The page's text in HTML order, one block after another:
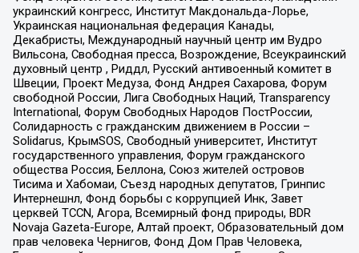
украинский конгресс, Институт Макдональда-Лорье,
Украинская национальная федерация Канады,
Декабристы, Международный научный центр им Вудро
Вильсона, Свободная пресса, Возрождение, Всеукраинский
духовный центр , Риддл, Русский антивоенный комитет в
Швеции, Проект Медуза, Фонд Андрея Сахарова, Форум
свободной России, Лига Свободных Наций, Transparеncy
International, Форум Свободных Народов ПостРоссии,
Солидарность с гражданским движением в России –
Solidarus, КрымSOS, Свободный университет, Институт
государственного управления, Форум гражданского
общества Россия, Беллона, Союз жителей островов
Тисима и Хабомаи, Съезд народных депутатов, Гринпис
Интернешнл, Фонд борьбы с коррупцией Инк, Завет
церквей TCCN, Агора, Всемирный фонд природы, BDR
Novaja Gazeta-Europe, Алтай проект, Образовательный дом
прав человека Чернигов, Фонд Дом Прав Человека,